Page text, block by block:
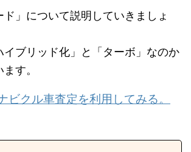
」について説明していきましょ
イブリッド化」と「ターボ」なのか
す。
ビクル車査定を利用してみる。